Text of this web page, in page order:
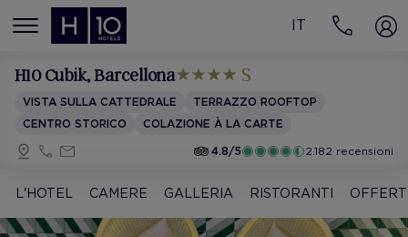
MENÚ
IT
H10 Cubik, Barcellona
VISTA SULLA CATTEDRALE
TERRAZZO ROOFTOP
CENTRO STORICO
COLAZIONE À LA CARTE
4.8/5
2.182 recensioni
L'HOTEL CAMERE GALLERIA RISTORANTI